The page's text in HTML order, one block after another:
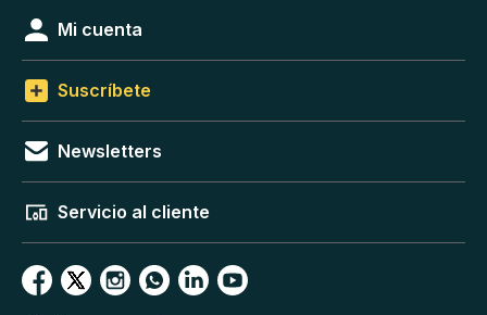
Mi cuenta
Suscríbete
Newsletters
Servicio al cliente